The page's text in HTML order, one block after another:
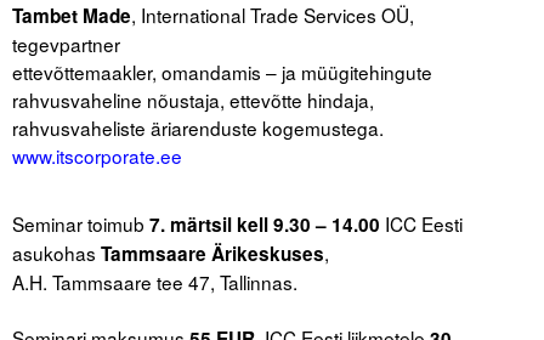
Tambet Made, International Trade Services OÜ,
tegevpartner
ettevõttemaakler, omandamis – ja müügitehingute
rahvusvaheline nõustaja, ettevõtte hindaja,
rahvusvaheliste äriarenduste kogemustega.
www.itscorporate.ee
Seminar toimub 7. märtsil kell 9.30 – 14.00 ICC Eesti
asukohas Tammsaare Ärikeskuses,
A.H. Tammsaare tee 47, Tallinnas.